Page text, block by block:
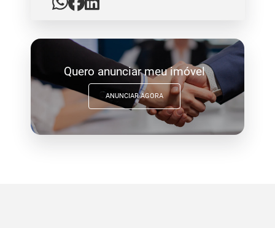
Quero anunciar meu imóvel
ANUNCIAR AGORA